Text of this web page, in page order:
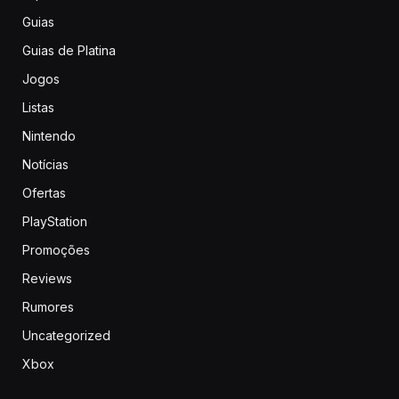
Guias
Guias de Platina
Jogos
Listas
Nintendo
Notícias
Ofertas
PlayStation
Promoções
Reviews
Rumores
Uncategorized
Xbox